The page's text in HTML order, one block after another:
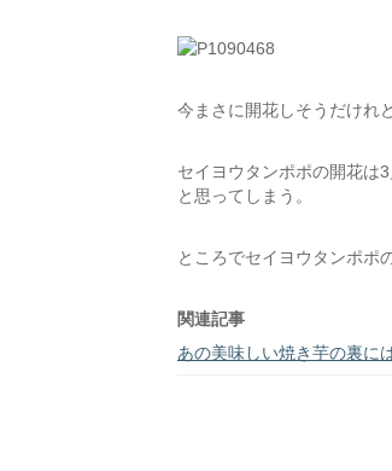
今まさに開花しそうだけれ
セイヨウタンポポの開花は
と思ってしまう。
ところでセイヨウタンポポ
関連記事
あの美味しい焼き芋の裏に